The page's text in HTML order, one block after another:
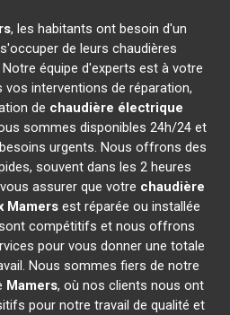
, les habitants ont besoin d'un
de leurs chaudières
équipe d'experts est à votre
interventions de réparation,
de chaudière électrique
sommes disponibles 24h/24 et
urgents. Nous offrons des
souvent dans les 2 heures
assurer que votre chaudière
Mamersest réparée ou installée
compétitifs et nous offrons
pour vous donner une totale
Nous sommes fiers de notre
Mamers, où nos clients nous ont
pour notre travail de qualité et